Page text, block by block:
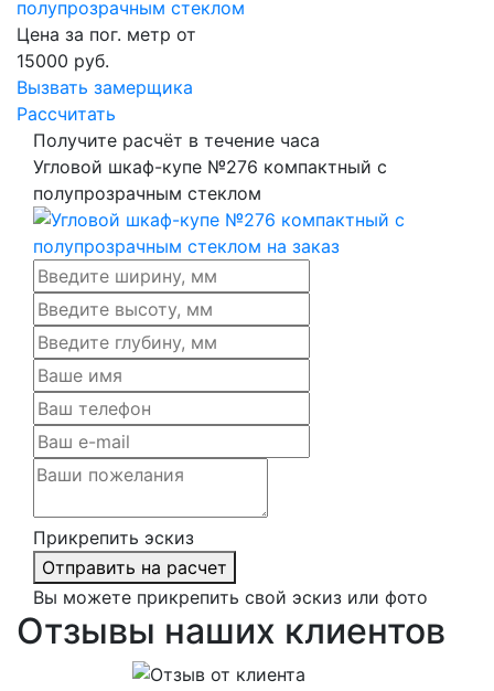
полупрозрачным стеклом
Цена за пог. метр от
15000 руб.
Вызвать замерщика
Рассчитать
Получите расчёт в течение часа
Угловой шкаф-купе №276 компактный с
полупрозрачным стеклом
Прикрепить эскиз
Отправить на расчет
Вы можете прикрепить свой эскиз или фото
Отзывы наших клиентов